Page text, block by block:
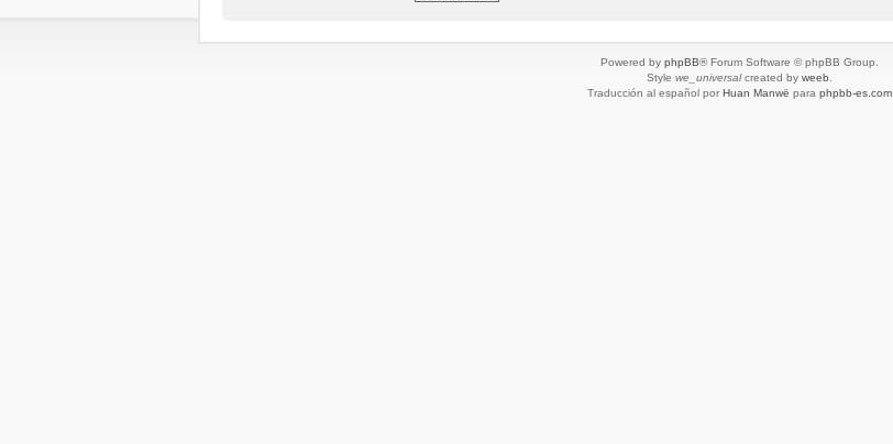
Powered by phpBB® Forum Software © phpBB Group.
Style we_universalcreated by weeb
Traducción al español por Huan Manwë para phpbb-es.com